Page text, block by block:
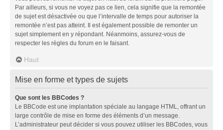
Par ailleurs, si vous ne voyez pas ce lien, cela signifie que la remontée
de sujet est désactivée ou que l’intervalle de temps pour autoriser la
remontée n’est pas atteint. Il est également possible de remonter un
sujet simplement en y répondant. Néanmoins, assurez-vous de
respecter les règles du forum en le faisant.
Haut
Mise en forme et types de sujets
Que sont les BBCodes ?
Le BBCode est une implantation spéciale au langage HTML, offrant un
large contrôle de mise en forme des éléments d’un message.
L’administrateur peut décider si vous pouvez utiliser les BBCodes, vous